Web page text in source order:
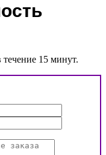
15 минут.